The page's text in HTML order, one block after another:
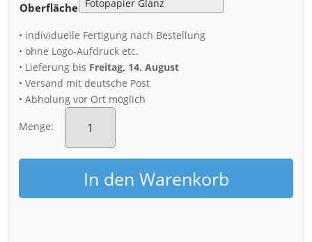
Oberfläche
• individuelle Fertigung nach Bestellung
• ohne Logo-Aufdruck etc.
• Lieferung bis Freitag, 14. August
• Versand mit deutsche Post
• Abholung vor Ort möglich
Menge:
Fotoabzug
(01154)
im
Herbst
MengeIn den Warenkorb